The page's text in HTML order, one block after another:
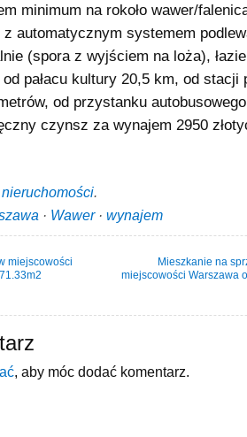
minimum na rokoło wawer/
z automatycznym systemem
(spora z wyjściem na loża),
od pałacu kultury 20,5 km, od stacji
od przystanku
czynsz za wynajem 2950
.
· Wawer· wynajem
miejscowości
Mieszkanie na
miejscowości Warszawa
, aby móc dodać komentarz.